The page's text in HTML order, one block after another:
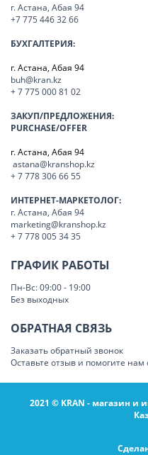
г. Астана, Абая 94
+7 775 446 32 66
БУХГАЛТЕРИЯ:
г. Астана, Абая 94
buh@kran.kz
+ 7 775 000 81 02
ЗАКУП/ПРЕДЛОЖЕНИЯ:
PURCHASE/OFFER
г. Астана, Абая 94
astana@kranshop.kz
+ 7 778 306 66 55
ИНТЕРНЕТ-МАРКЕТОЛОГ:
г. Астана, Абая 94
marketing@kranshop.kz
+ 7 778 005 34 35
ГРАФИК РАБОТЫ
Пн-Вс: 09:00 - 19:00
Без выходных
ОБРАТНАЯ СВЯЗЬ
Заказать обратный звонок
Оставьте отзыв и помогите нам
2021 © KRAN - магазин и